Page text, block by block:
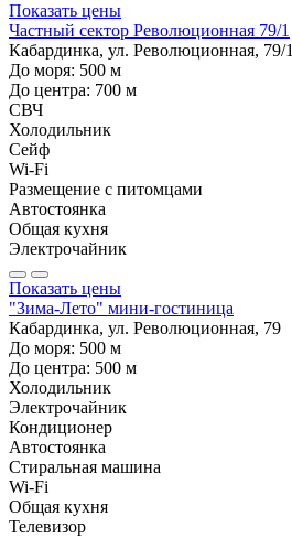
Показать цены
Частный сектор Революционная 79/1
Кабардинка, ул. Революционная, 79/1
До моря: 500 м
До центра: 700 м
СВЧ
Холодильник
Сейф
Wi-Fi
Размещение с питомцами
Автостоянка
Общая кухня
Электрочайник
Показать цены
"Зима-Лето" мини-гостиница
Кабардинка, ул. Революционная, 79
До моря: 500 м
До центра: 500 м
Холодильник
Электрочайник
Кондиционер
Автостоянка
Стиральная машина
Wi-Fi
Общая кухня
Телевизор